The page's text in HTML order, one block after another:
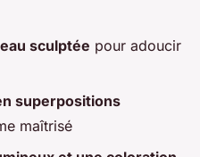
sculptée pour adoucir
superpositions
maîtrisé